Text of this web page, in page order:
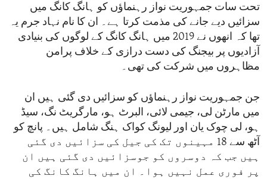
تحت سات جمہوریت نواز رہنماؤں کو ہانگ کانگ میں
سزائیں دیے جانے کی مذمت کرتا ہے۔ ان کا نام نہاد جرم یہ
تھا کہ انھوں نے 2019 میں ہانگ کانگ کے لوگوں کی بنیادی
آزادیوں پر بیجنگ کی دست درازی کے خلاف پرامن
مظاہروں میں شرکت کی تھی۔
جن جمہوریت نواز رہنماؤں کو سزائیں دی گئی ہیں ان
میں مارٹن لی، جیمی لائی، البرٹ ہو، مارگریٹ نگ، سیڈ
ہو، لی چوک یان اور لیونگ کواک ہنگ شامل ہیں۔ پانچ کو
آٹھ سے 18 مہینوں تک کی جیل کی سزائیں دی گئی
ہیں جب کہ دوسروں کو جوسزائیں دی گئی ہیں ان
پر فوری عمل نہیں ہوا۔ ان میں ہانگ کانگ کی